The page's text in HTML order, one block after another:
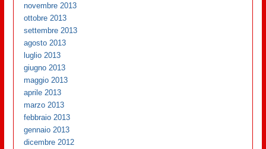
novembre 2013
ottobre 2013
settembre 2013
agosto 2013
luglio 2013
giugno 2013
maggio 2013
aprile 2013
marzo 2013
febbraio 2013
gennaio 2013
dicembre 2012